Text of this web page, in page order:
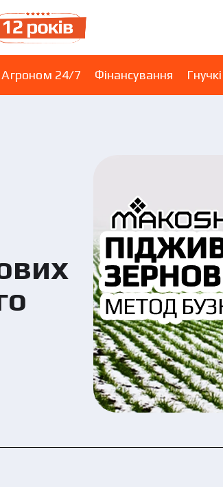
Агроном 24/7 Фінансування
з політикою захисту